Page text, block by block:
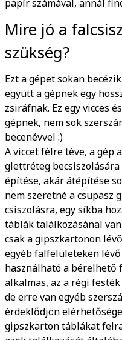
papír számával, annál
Mire jó a
szükség?
Ezt a gépet sokan
együtt a gépnek egy
zsiráfnak. Ez egy vicces
gépnek, nem sok
becenévvel :)
A viccet félre téve, a gép
glettréteg
építése, akár átépítése
nem szeretné a csupasz
csiszolásra, egy síkba
táblák találkozásánal
csak a gipszkartonon
egyéb falfelületeken
használható a bérelhető
alkalmas, az a régi
de erre van egyéb
érdeklődjön
gipszkarton táblákat